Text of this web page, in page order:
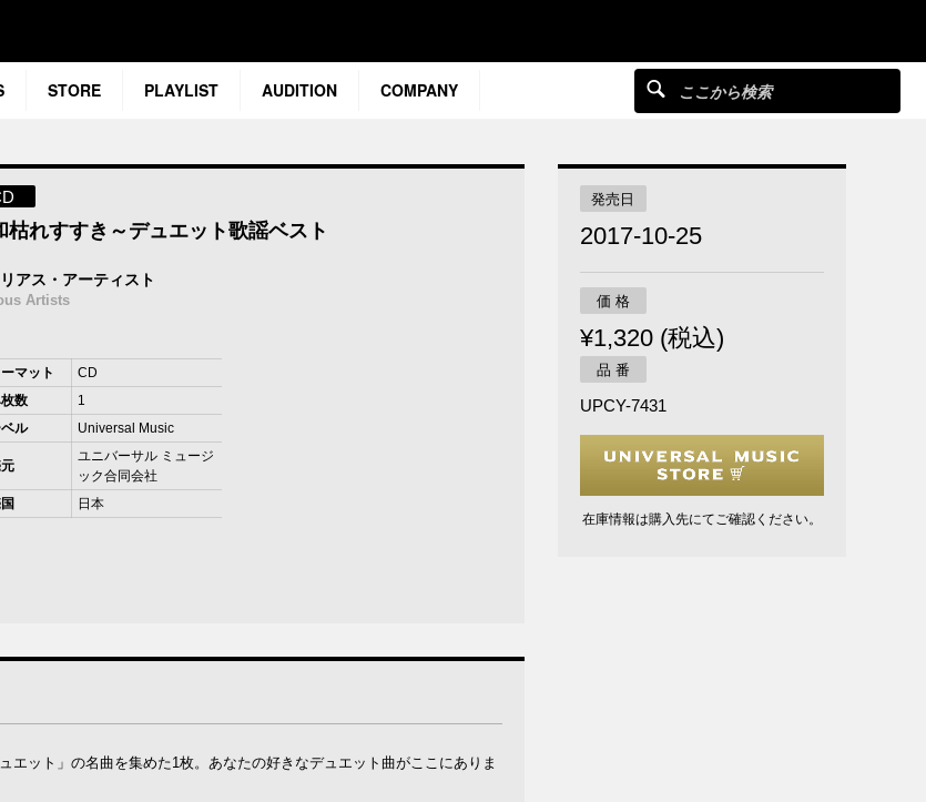
STORE PLAYLIST AUDITION COMPANY
枯れすすき～デュエット歌謡ベスト
アス・アーティスト
Artists
マット
CD
数
1
ル
Universal Music
ユニバーサル ミュージ
ック合同会社
日本
ット」の名曲を集めた1枚。あなたの好きなデュエット曲がここにありま
発売日
2017-10-25
価 格
¥1,320 (税込)
品 番
UPCY-7431
在庫情報は購入先にてご確認ください。